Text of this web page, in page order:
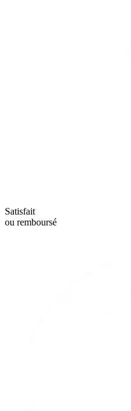
Satisfait
ou remboursé